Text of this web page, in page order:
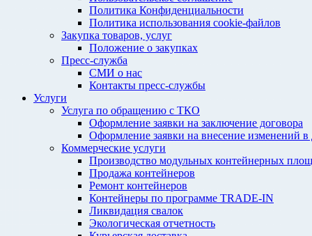
Политика Конфиденциальности
Политика использования cookie-файлов
Закупка товаров, услуг
Положение о закупках
Пресс-служба
СМИ о нас
Контакты пресс-службы
Услуги
Услуга по обращению с ТКО
Оформление заявки на заключение договора
Оформление заявки на внесение изменений в
Коммерческие услуги
Производство модульных контейнерных
Продажа контейнеров
Ремонт контейнеров
Контейнеры по программе TRADE-IN
Ликвидация свалок
Экологическая отчетность